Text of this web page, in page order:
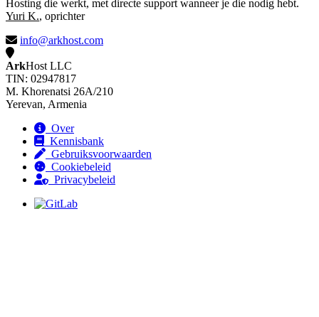
Hosting die werkt, met directe support wanneer je die nodig hebt.
Yuri K., oprichter
info@arkhost.com
ArkHost LLC
TIN: 02947817
M. Khorenatsi 26A/210
Yerevan, Armenia
Over
Kennisbank
Gebruiksvoorwaarden
Cookiebeleid
Privacybeleid